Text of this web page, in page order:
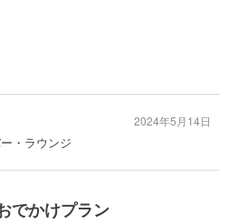
・ラウンジ
2024年5月14日
でかけプラン